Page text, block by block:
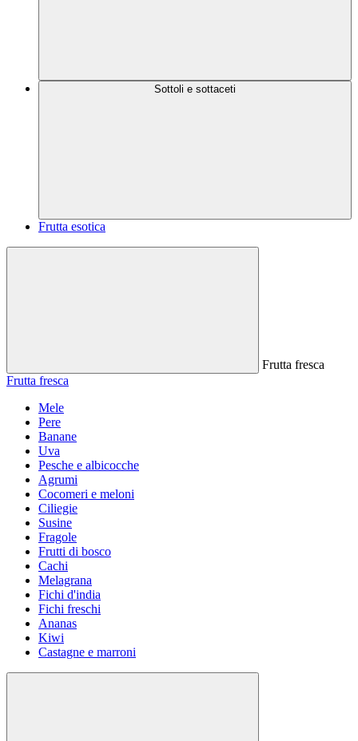
Sottoli e sottaceti
Frutta esotica
Frutta fresca
Frutta fresca
Mele
Pere
Banane
Uva
Pesche e albicocche
Agrumi
Cocomeri e meloni
Ciliegie
Susine
Fragole
Frutti di bosco
Cachi
Melagrana
Fichi d'india
Fichi freschi
Ananas
Kiwi
Castagne e marroni